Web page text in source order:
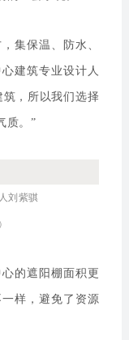
集保温、防水、
建筑专业设计人
，所以我们选择
质。”
刘紫骐
的遮阳棚面积更
样，避免了资源